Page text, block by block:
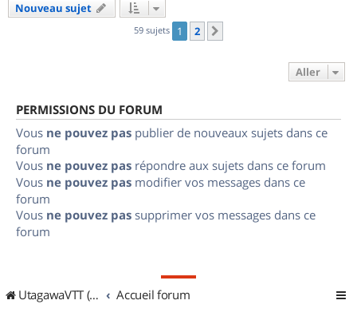
Nouveau sujet
59 sujets 1 2
Aller
PERMISSIONS DU FORUM
Vous ne pouvez pas publier de nouveaux sujets dans ce
forum
Vous ne pouvez pas répondre aux sujets dans ce forum
Vous ne pouvez pas modifier vos messages dans ce
forum
Vous ne pouvez pas supprimer vos messages dans ce
forum
UtagawaVTT (Randos VTT et VTTAE avec traces GPS) Accueil forum